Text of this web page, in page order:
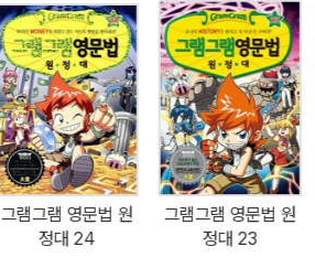
법은 자꾸 반복하고 접함으로써 자연스럽
다. 그러려면 무엇보다 공부 과정이 재미
영문법 원정대>는 반복해서 보며 어법에
는 이야기로 꾸며져 있습니다. 아이들에게
새로운 만화가 선생님들과 힘을 모았고,
신 ‘곤’, ‘유나’, ‘블루’, ‘윙 피그’라는 새로
한다. 이런 것들을 어법이라고 한다. 어법
구사하기 위해 반드시 알아야 하지만, 그
지로 외우다 영어 자체에 대한 흥미를 잃
물리칠 수 있다는 설정을 통해, 외우지 않
어법을 자연스럽게 습득할 수 있도록 구
야기를 읽으면서 자신도 모르는 사이에
반복하게 되고, 영어에 대한 자신감을 키워
그램그램 영문법 원
정대 24
그램그램 영문법 원
정대 23